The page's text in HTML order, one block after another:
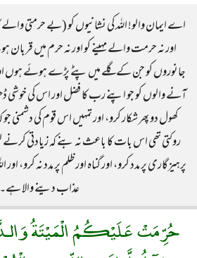
اے ایمان والو! اللہ کی نشانیوں کو (بے حرمتی
اور نہ حرمت والے مہینے کو اور نہ حرم میں قربان
جانوروں کو جن کے گلے میں پٹے پڑے ہوئے ہوں
آنے والوں کو جو اپنے رب کا فضل اور اس کی خوشی
کھول دو پھر شکار کرو، اور تمہیں اس قوم کی دشمنی
روکتی تھی اس بات کا باعث نہ بنے کہ زیادتی
پرہیزگاری پر مدد کرو، اور گناہ اور ظلم پر مدد نہ
عذاب دینے والا ہے۔
حُرِّمَتْ عَلَيْكُمُ الْمَيْتَةُ